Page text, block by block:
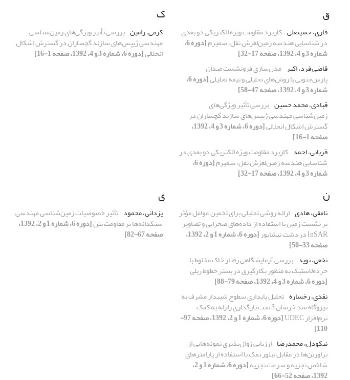
ق
قاری، حسینعلی کاربرد مقاومت ویژه الکتریکی دو بعدی
در شناسایی هندسه زمین‌لغزش نقل، سمیرم [دوره 6،
شماره 3 و 4، 1392، صفحه 17-32]
قاضی فرد، اکبر مدل‌سازی فرونشست میدان
پارس‌جنوبی با روش‌های تحلیلی و نیمه تحلیلی [دوره 6،
شماره 3 و 4، 1392، صفحه 47-58]
قبادی، محمد حسین بررسی تأثیر ویژگی‌های
زمین‌‌‌شناسی مهندسی ژیپس‌های سازند گچساران در
گسترش اشکال انحلالی [دوره 6، شماره 3 و 4، 1392،
صفحه 1-16]
قربانی، احمد کاربرد مقاومت ویژه الکتریکی دو بعدی در
شناسایی هندسه زمین‌لغزش نقل، سمیرم [دوره 6،
شماره 3 و 4، 1392، صفحه 17-32]
ک
کرمی، رامین بررسی تأثیر ویژگی‌های زمین‌‌‌شناسی
مهندسی ژیپس‌های سازند گچساران در گسترش اشکال
انحلالی[دوره 6، شماره 3 و 4، 1392، صفحه 1-16]
ن
نامقی، هادی ارائه روشی تحلیلی برای تخمین عوامل مؤثر
بر نشست زمین با استفاده از داده‌های صحرایی و تصاویر
InSAR در دشت نیشابور [دوره 6، شماره 1 و 2، 1392،
صفحه 33-50]
نخعی، نوید بررسی آزمایشگاهی رفتار خاک مخلوط با
خرده‌لاستیک به منظور بکارگیری در بستر خطوط ریلی
[دوره 6، شماره 3 و 4، 1392، صفحه 79-88]
نقدی، رخساره تحلیل پایداری سطوح شیبدار مشرف به
نیروگاه سد خرسان 3 تحت بارگذاری زلزله به کمک
نرم‌افزار UDEC [دوره 6، شماره 1 و 2، 1392، صفحه 97-
110]
نیکودل، محمدرضا ارزیابی زوال‌پذیری نمونه‌هایی از
تراورتن‌ها در مقابل تبلور نمک با استفاده از پارامترهای
شاخص تجزیه و سرعت تجزیه [دوره 6، شماره 1 و 2،
1392، صفحه 52-66]
ی
یزدانی، محمود تأثیر خصوصیات زمین‌شناسی مهندسی
سنگدانه‌ها بر مقاومت بتن [دوره 6، شماره 1 و 2، 1392،
صفحه 67-82]